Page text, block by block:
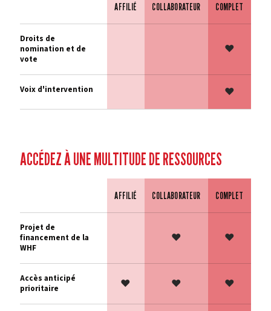
Fonctionnalité
AFFILIÉ COLLABORATEUR COMPLET
Droits de
nomination et de
vote
♥
Voix d'intervention ♥
ACCÉDEZ À UNE MULTITUDE DE RESSOURCES
Fonctionnalité
AFFILIÉ COLLABORATEUR COMPLET
Projet de
financement de la
WHF
♥ ♥
Accès anticipé
prioritaire
♥ ♥ ♥